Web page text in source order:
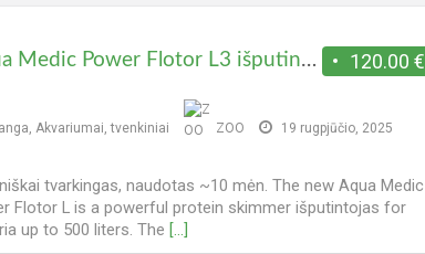
120.00 €
Aqua Medic Power Flotor L3 išputintojas
Akvariumai, tvenkiniai ZOO 19 rugpjūčio, 2025
tvarkingas, naudotas ~10 mėn. The new Aqua Medic
Flotor L is a powerful protein skimmer išputintojas for
up to 500 liters. The […]